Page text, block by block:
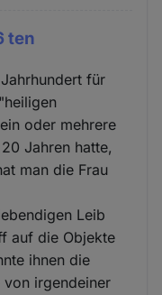
ten
für
oder mehrere
Jahren hatte,
man die Frau
Leib
auf die Objekte
ihnen die
irgendeiner